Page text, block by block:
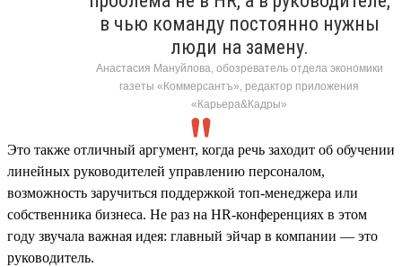
в чью команду постоянно нужны
люди на замену.
Анастасия Мануйлова, обозреватель отдела экономики
газеты «Коммерсантъ», редактор приложения
«Карьера&Кадры»
Это также отличный аргумент, когда речь заходит об обучении
линейных руководителей управлению персоналом,
возможность заручиться поддержкой топ-менеджера или
собственника бизнеса. Не раз на HR-конференциях в этом
году звучала важная идея: главный эйчар в компании — это
руководитель.